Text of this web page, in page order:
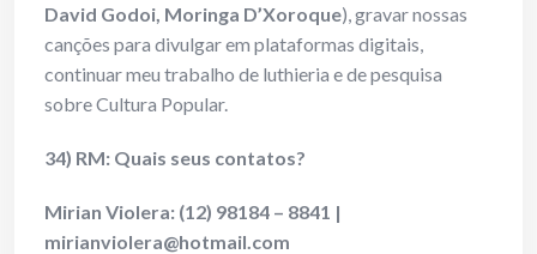
David Godoi, Moringa D’Xoroque), gravar nossas
canções para divulgar em plataformas digitais,
continuar meu trabalho de luthieria e de pesquisa
sobre Cultura Popular.
34) RM: Quais seus contatos?
Mirian Violera: (12) 98184 – 8841 |
mirianviolera@hotmail.com